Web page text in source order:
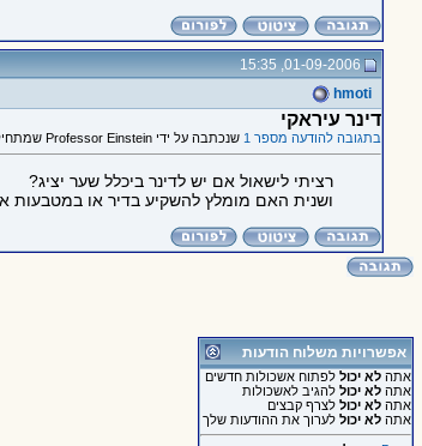
01-09-2006, 15:35
hmoti
דינר עיראקי
בתגובה להודעה מספר 1 שנכתבה על ידי Professor Einstein שמתחילה ב "מאיפה ניתן לקנות דינר עירקי?"
רציתי לישאול אם יש לדינר ביכלל שער יציג?
ושנית האם מומלץ להשקיע בדיר או במטבעות
אפשרויות משלוח הודעות
אתה לא יכוללפתוח אשכולות חדשים
אתה לא יכוללהגיב לאשכולות
אתה לא יכוללצרף קבצים
אתה לא יכוללערוך את ההודעות שלך